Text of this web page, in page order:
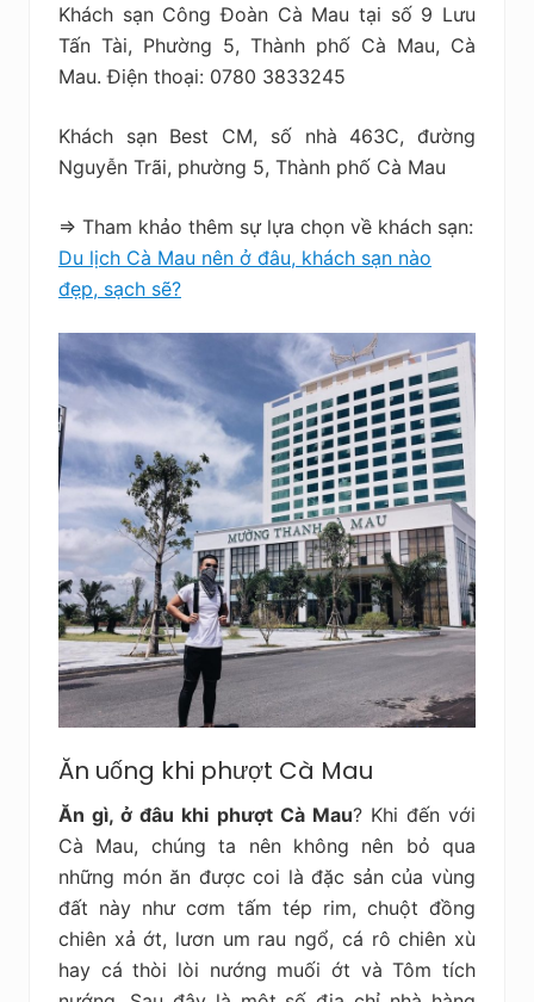
Khách sạn Công Đoàn Cà Mau tại số 9 Lưu
Tấn Tài, Phường 5, Thành phố Cà Mau, Cà
Mau. Điện thoại: 0780 3833245
Khách sạn Best CM, số nhà 463C, đường
Nguyễn Trãi, phường 5, Thành phố Cà Mau
=> Tham khảo thêm sự lựa chọn về khách sạn:
Du lịch Cà Mau nên ở đâu, khách sạn nào
đẹp, sạch sẽ?
Ăn uống khi phượt Cà Mau
Ăn gì, ở đâu khi phượt Cà Mau? Khi đến với
Cà Mau, chúng ta nên không nên bỏ qua
những món ăn được coi là đặc sản của vùng
đất này như cơm tấm tép rim, chuột đồng
chiên xả ớt, lươn um rau ngổ, cá rô chiên xù
hay cá thòi lòi nướng muối ớt và Tôm tích